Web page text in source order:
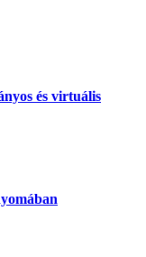
és virtuális